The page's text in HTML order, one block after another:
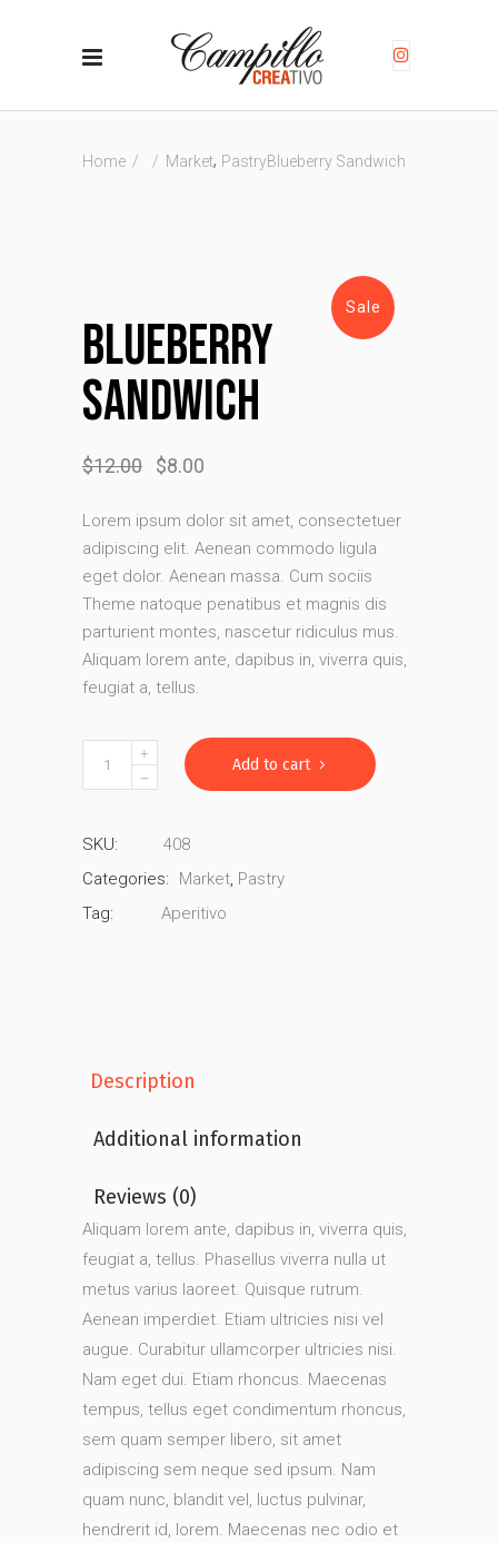
Home / / Market, PastryBlueberry Sandwich
Sale
Blueberry
Sandwich
$12.00 $8.00
Lorem ipsum dolor sit amet, consectetuer
adipiscing elit. Aenean commodo ligula
eget dolor. Aenean massa. Cum sociis
Theme natoque penatibus et magnis dis
parturient montes, nascetur ridiculus mus.
Aliquam lorem ante, dapibus in, viverra quis,
feugiat a, tellus.
Blueberry
Sandwich
quantity
Add to cart
SKU:
408
Categories:
Market, Pastry
Tag:
Aperitivo
Description
Additional information
Reviews (0)
Aliquam lorem ante, dapibus in, viverra quis,
feugiat a, tellus. Phasellus viverra nulla ut
metus varius laoreet. Quisque rutrum.
Aenean imperdiet. Etiam ultricies nisi vel
augue. Curabitur ullamcorper ultricies nisi.
Nam eget dui. Etiam rhoncus. Maecenas
tempus, tellus eget condimentum rhoncus,
sem quam semper libero, sit amet
adipiscing sem neque sed ipsum. Nam
quam nunc, blandit vel, luctus pulvinar,
hendrerit id, lorem. Maecenas nec odio et